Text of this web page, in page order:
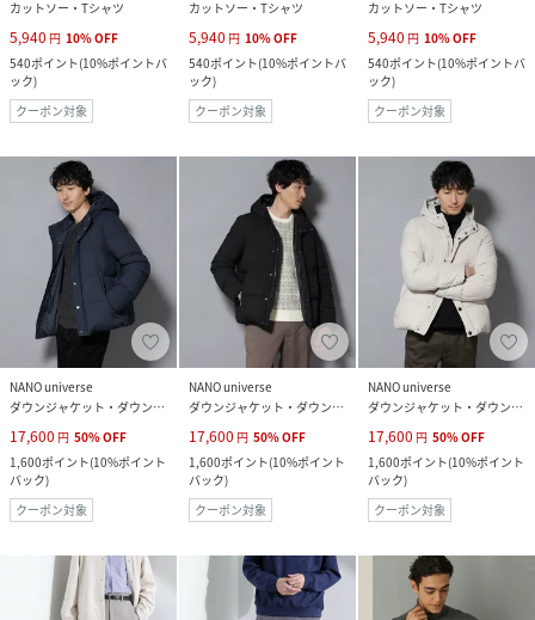
カットソー・Tシャツ
5,940 円 10%OFF
540ポイント(10%ポイントバ
ック)
クーポン対象
カットソー・Tシャツ
5,940 円 10%OFF
540ポイント(10%ポイントバ
ック)
クーポン対象
カットソー・Tシャツ
5,940 円 10%OFF
540ポイント(10%ポイントバ
ック)
クーポン対象
NANO universe
ダウンジャケット・ダウンベスト
17,600 円 50%OFF
1,600ポイント(10%ポイント
バック)
クーポン対象
NANO universe
ダウンジャケット・ダウンベスト
17,600 円 50%OFF
1,600ポイント(10%ポイント
バック)
クーポン対象
NANO universe
ダウンジャケット・ダウンベスト
17,600 円 50%OFF
1,600ポイント(10%ポイント
バック)
クーポン対象